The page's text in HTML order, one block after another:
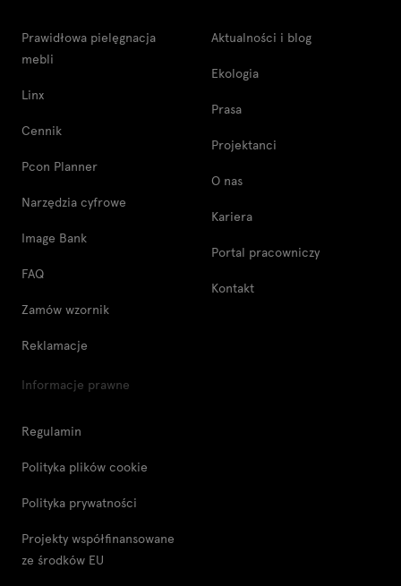
Prawidłowa pielęgnacja
mebli
Linx
Cennik
Pcon Planner
Narzędzia cyfrowe
Image Bank
FAQ
Zamów wzornik
Reklamacje
Aktualności i blog
Ekologia
Prasa
Projektanci
O nas
Kariera
Portal pracowniczy
Kontakt
Informacje prawne
Regulamin
Polityka plików cookie
Polityka prywatności
Projekty współfinansowane
ze środków EU